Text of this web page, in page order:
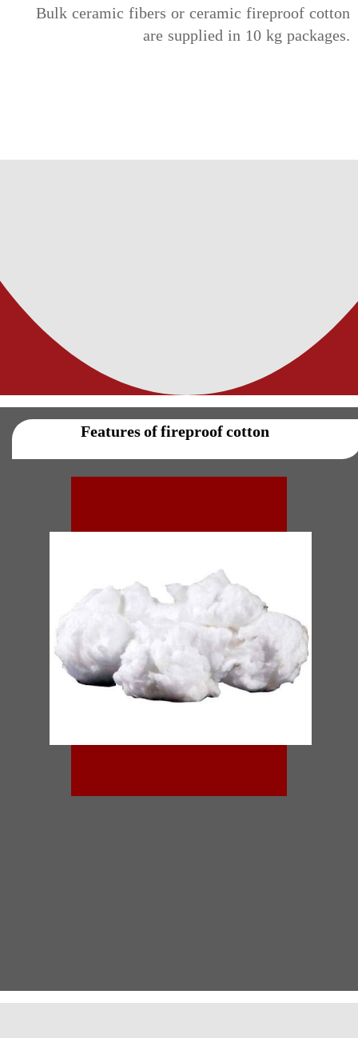
Bulk ceramic fibers or ceramic fireproof cotton
are supplied in 10 kg packages.
0910 7100915 - 0910 7100920
Features of fireproof cotton